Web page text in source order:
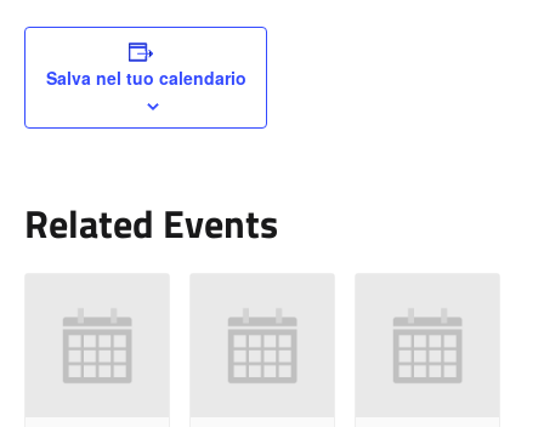
Salva nel tuo calendario
Related Events